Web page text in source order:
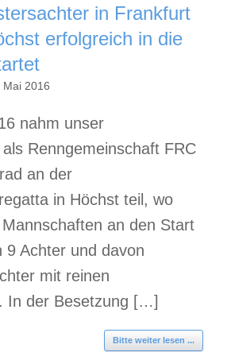
in Frankfurt
erfolgreich in die
Mai 2016
nahm unser
Renngemeinschaft FRC
an der
in Höchst teil, wo
an den Start
9 Achter und davon
mit reinen
In der Besetzung […]
Bitte weiter lesen ...